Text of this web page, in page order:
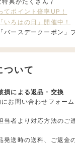
てポイント倍率UP！
いろはの日」開催中！
バースデークーポン」
ついて
損による返品・交換
お問い合わせフォーム
当者より対応方法のご
発送時の送料、ご返金